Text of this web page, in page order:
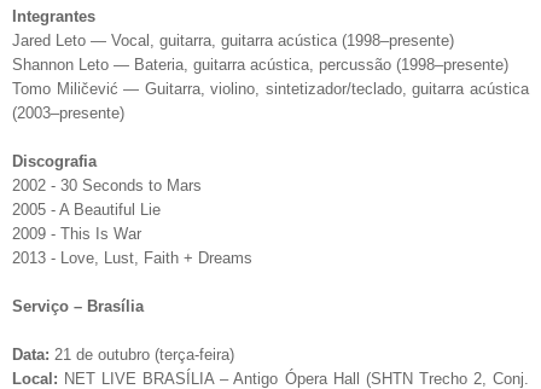
Integrantes
Jared Leto — Vocal, guitarra, guitarra acústica (1998–presente)
Shannon Leto — Bateria, guitarra acústica, percussão (1998–presente)
Tomo Miličević — Guitarra, violino, sintetizador/teclado, guitarra acústica
(2003–presente)
Discografia
2002 - 30 Seconds to Mars
2005 - A Beautiful Lie
2009 - This Is War
2013 - Love, Lust, Faith + Dreams
Serviço – Brasília
Data: 21 de outubro (terça-feira)
Local: NET LIVE BRASÍLIA – Antigo Ópera Hall (SHTN Trecho 2, Conj.